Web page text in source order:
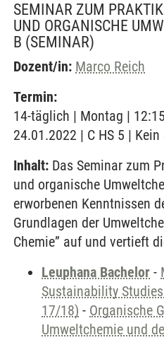
SEMINAR ZUM
UND ORGANISCHE
B (SEMINAR)
Dozent/in: Marco Reich
Termin:
14-täglich | Montag |
24.01.2022 | C HS 5 |
Inhalt: Das Seminar zum
und organische
erworbenen Kenntnissen
Grundlagen der
Chemie” auf und vertieft
Leuphana Bachelor -
Sustainability
17/18) - Organische
Umweltchemie und